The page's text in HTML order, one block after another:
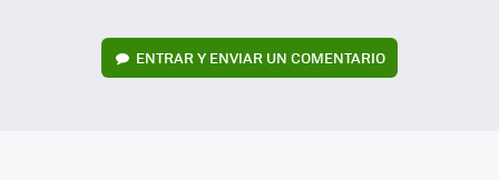
ENTRAR Y ENVIAR UN COMENTARIO